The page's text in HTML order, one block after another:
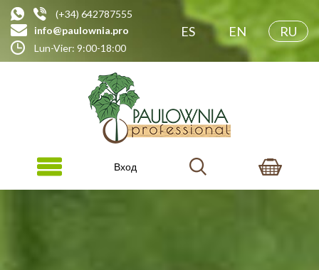
(+34) 642787555
info@paulownia.pro
Lun-Vier: 9:00-18:00
ES EN RU
Вход